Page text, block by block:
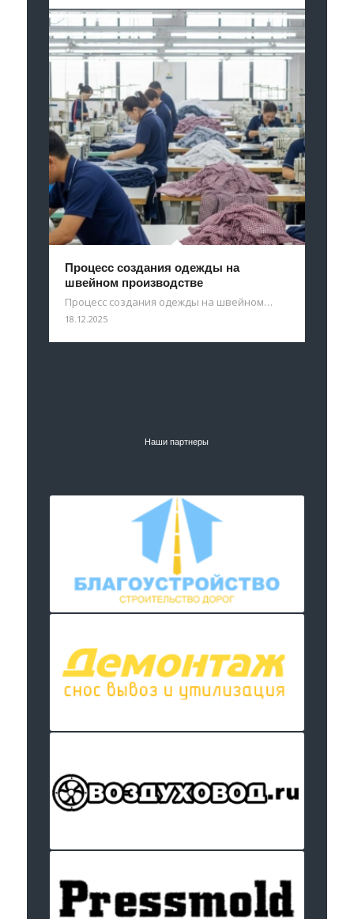
Процесс создания одежды на
швейном производстве
Процесс создания одежды на швейном…
18.12.2025
Наши партнеры